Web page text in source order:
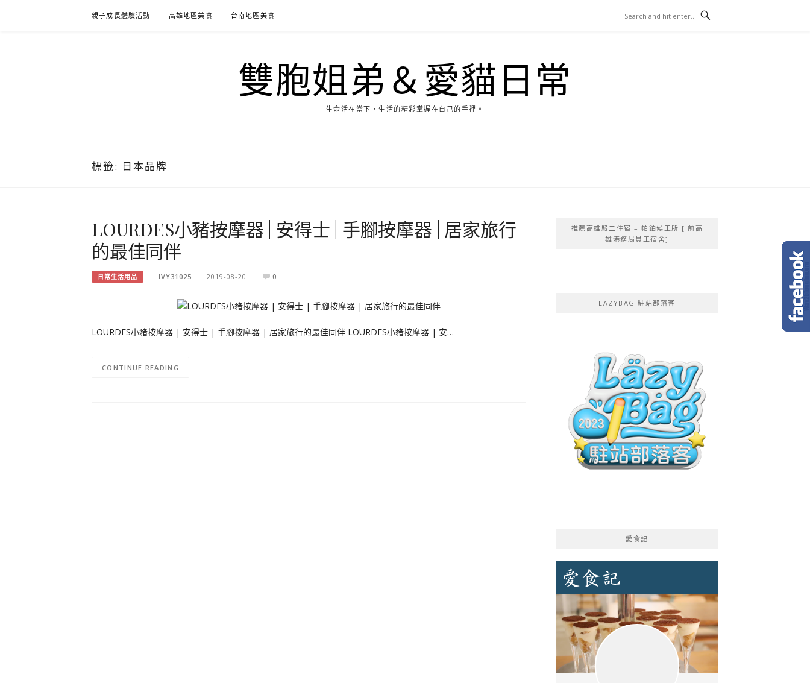
親子成長體驗活動 高雄地區美食 台南地區美食
雙胞姐弟＆愛貓日常
生命活在當下，生活的精彩掌握在自己的手裡。
標籤: 日本品牌
LOURDES小豬按摩器 | 安得士 | 手腳按摩器 | 居家旅行
的最佳同伴
日常生活用品 IVY31025 2019-08-20 0
LOURDES小豬按摩器 | 安得士 | 手腳按摩器 | 居家旅行的最佳同伴 LOURDES小豬按摩器 | 安…
CONTINUE READING
推薦高雄駁二住宿 – 帕鉑候工所 [ 前高
雄港務局員工宿舍]
LAZYBAG 駐站部落客
愛食記